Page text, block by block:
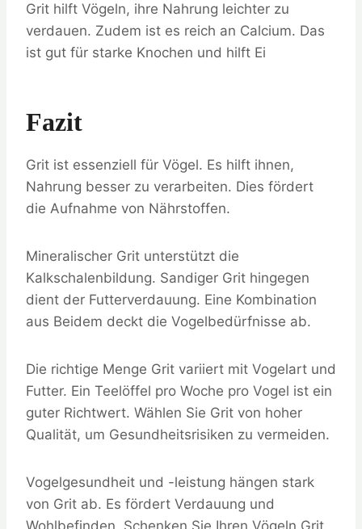
Grit hilft Vögeln, ihre Nahrung leichter zu
verdauen. Zudem ist es reich an Calcium. Das
ist gut für starke Knochen und hilft Ei
Fazit
Grit ist essenziell für Vögel. Es hilft ihnen,
Nahrung besser zu verarbeiten. Dies fördert
die Aufnahme von Nährstoffen.
Mineralischer Grit unterstützt die
Kalkschalenbildung. Sandiger Grit hingegen
dient der Futterverdauung. Eine Kombination
aus Beidem deckt die Vogelbedürfnisse ab.
Die richtige Menge Grit variiert mit Vogelart und
Futter. Ein Teelöffel pro Woche pro Vogel ist ein
guter Richtwert. Wählen Sie Grit von hoher
Qualität, um Gesundheitsrisiken zu vermeiden.
Vogelgesundheit und -leistung hängen stark
von Grit ab. Es fördert Verdauung und